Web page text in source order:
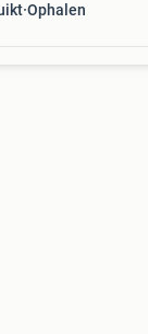
Ophalen